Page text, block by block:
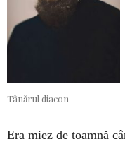
Tânărul diacon
Era miez de toamnă